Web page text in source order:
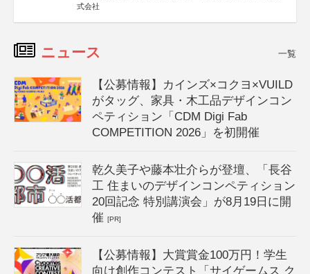
式会社
ニュース 一覧
【公募情報】カインズ×コクヨ×VUILD
がタッグ、家具・木工品デザインコン
ペティション「CDM Digi Fab
COMPETITION 2026」を初開催
乾久美子や藤本壮介らが登壇、「長谷
工 住まいのデザインコンペティション
20回記念 特別講演会」が8月19日に開
催[PR]
【公募情報】大賞賞金100万円！学生
向け創作コンテスト「サイゲームス ク